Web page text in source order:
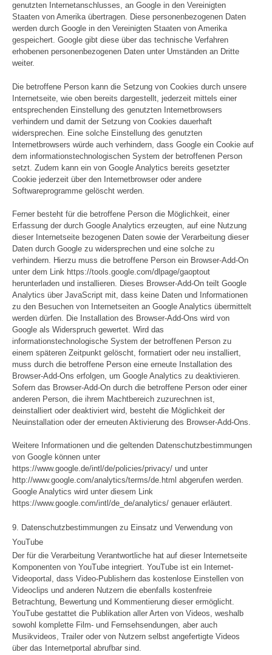
genutzten Internetanschlusses, an Google in den Vereinigten
Staaten von Amerika übertragen. Diese personenbezogenen Daten
werden durch Google in den Vereinigten Staaten von Amerika
gespeichert. Google gibt diese über das technische Verfahren
erhobenen personenbezogenen Daten unter Umständen an Dritte
weiter.
Die betroffene Person kann die Setzung von Cookies durch unsere
Internetseite, wie oben bereits dargestellt, jederzeit mittels einer
entsprechenden Einstellung des genutzten Internetbrowsers
verhindern und damit der Setzung von Cookies dauerhaft
widersprechen. Eine solche Einstellung des genutzten
Internetbrowsers würde auch verhindern, dass Google ein Cookie auf
dem informationstechnologischen System der betroffenen Person
setzt. Zudem kann ein von Google Analytics bereits gesetzter
Cookie jederzeit über den Internetbrowser oder andere
Softwareprogramme gelöscht werden.
Ferner besteht für die betroffene Person die Möglichkeit, einer
Erfassung der durch Google Analytics erzeugten, auf eine Nutzung
dieser Internetseite bezogenen Daten sowie der Verarbeitung dieser
Daten durch Google zu widersprechen und eine solche zu
verhindern. Hierzu muss die betroffene Person ein Browser-Add-On
unter dem Link https://tools.google.com/dlpage/gaoptout
herunterladen und installieren. Dieses Browser-Add-On teilt Google
Analytics über JavaScript mit, dass keine Daten und Informationen
zu den Besuchen von Internetseiten an Google Analytics übermittelt
werden dürfen. Die Installation des Browser-Add-Ons wird von
Google als Widerspruch gewertet. Wird das
informationstechnologische System der betroffenen Person zu
einem späteren Zeitpunkt gelöscht, formatiert oder neu installiert,
muss durch die betroffene Person eine erneute Installation des
Browser-Add-Ons erfolgen, um Google Analytics zu deaktivieren.
Sofern das Browser-Add-On durch die betroffene Person oder einer
anderen Person, die ihrem Machtbereich zuzurechnen ist,
deinstalliert oder deaktiviert wird, besteht die Möglichkeit der
Neuinstallation oder der erneuten Aktivierung des Browser-Add-Ons.
Weitere Informationen und die geltenden Datenschutzbestimmungen
von Google können unter
https://www.google.de/intl/de/policies/privacy/ und unter
http://www.google.com/analytics/terms/de.html abgerufen werden.
Google Analytics wird unter diesem Link
https://www.google.com/intl/de_de/analytics/ genauer erläutert.
9. Datenschutzbestimmungen zu Einsatz und Verwendung von
YouTube
Der für die Verarbeitung Verantwortliche hat auf dieser Internetseite
Komponenten von YouTube integriert. YouTube ist ein Internet-
Videoportal, dass Video-Publishern das kostenlose Einstellen von
Videoclips und anderen Nutzern die ebenfalls kostenfreie
Betrachtung, Bewertung und Kommentierung dieser ermöglicht.
YouTube gestattet die Publikation aller Arten von Videos, weshalb
sowohl komplette Film- und Fernsehsendungen, aber auch
Musikvideos, Trailer oder von Nutzern selbst angefertigte Videos
über das Internetportal abrufbar sind.